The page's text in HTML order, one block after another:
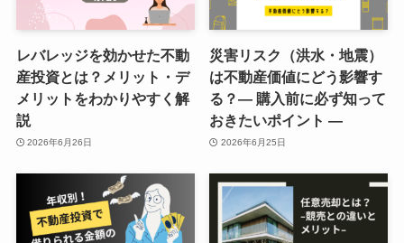
レバレッジを効かせた不動
産投資とは？メリット・デ
メリットをわかりやすく解
説
2026年6月26日
災害リスク（洪水・地震）
は不動産価値にどう影響す
る？― 購入前に必ず知って
おきたいポイント ―
2026年6月25日